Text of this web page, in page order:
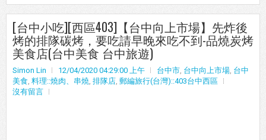
[台中小吃][西區403]【台中向上市場】先炸後
烤的排隊碳烤，要吃請早晚來吃不到-品燒炭烤
美食店(台中美食 台中旅遊)
Simon Lin 12/04/2020 04:29:00 上午 台中市, 台中向上市場, 台中
美食, 料理::燒肉、串燒, 排隊店, 郵編旅行(台灣)::403台中西區
沒有留言